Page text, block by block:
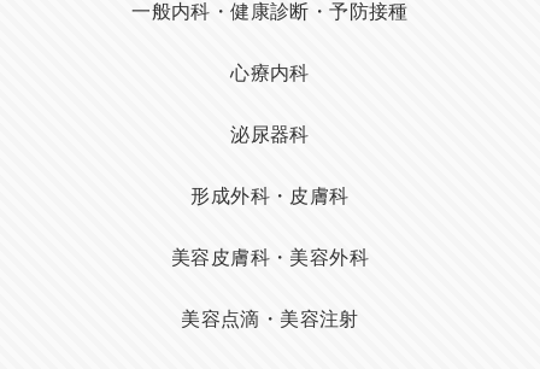
一般内科・健康診断・予防接種
心療内科
泌尿器科
形成外科・皮膚科
美容皮膚科・美容外科
美容点滴・美容注射